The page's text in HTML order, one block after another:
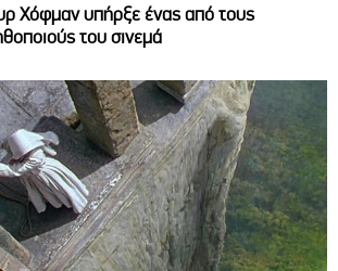
Χόφμαν υπήρξε ένας από τους
του σινεμά